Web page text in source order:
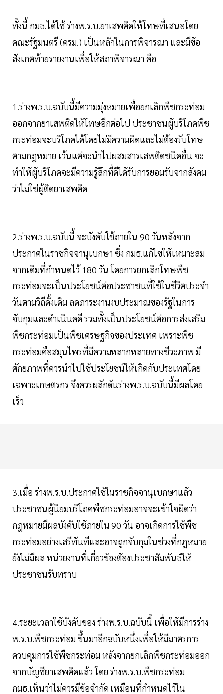
ทั้งนี้ กมธ.ได้ใช้ ร่างพ.ร.บ.ยาเสพติดให้โทษที่เสนอโดย
คณะรัฐมนตรี (ครม.) เป็นหลักในการพิจารณา และมีข้อ
สังเกตท้ายรายงานเพื่อให้สภาพิจารณา คือ
1.ร่างพ.ร.บ.ฉบับนี้มีความมุ่งหมายเพื่อยกเลิกพืชกระท่อม
ออกจากยาเสพติดให้โทษอีกต่อไป ประชาชนผู้บริโภคพืช
กระท่อมจะบริโภคได้โดยไม่มีความผิดและไม่ต้องรับโทษ
ตามกฎหมาย เว้นแต่จะนำไปผสมสารเสพติดชนิดอื่น จะ
ทำให้ผู้บริโภคจะมีความรู้สึกที่ดีได้รับการยอมรับจากสังคม
ว่าไม่ใช่ผู้ติดยาเสพติด
2.ร่างพ.ร.บ.ฉบับนี้ จะบังคับใช้ภายใน 90 วันหลังจาก
ประกาศในราชกิจจานุเบกษา ซึ่ง กมธ.แก้ไขให้เหมาะสม
จากเดิมที่กำหนดไว้ 180 วัน โดยการยกเลิกโทษพืช
กระท่อมจะเป็นประโยชน์ต่อประชาชนที่ใช้ในชีวิตประจำ
วันตามวิถีดั้งเดิม ลดภาระงานงบประมาณของรัฐในการ
จับกุมและดำเนินคดี รวมทั้งเป็นประโยชน์ต่อการส่งเสริม
พืชกระท่อมเป็นพืชเศรษฐกิจของประเทศ เพราะพืช
กระท่อมคือสมุนไพรที่มีความหลากหลายทางชีวะภาพ มี
ศักยภาพที่ควรนำไปใช้ประโยชน์ให้เกิดกับประเทศโดย
เฉพาะเกษตรกร จึงควรผลักดันร่างพ.ร.บ.ฉบับนี้มีผลโดย
เร็ว
3.เมื่อ ร่างพ.ร.บ.ประกาศใช้ในราชกิจจานุเบกษาแล้ว
ประชาชนผู้นิยมบริโภคพืชกระท่อมอาจจะเข้าใจผิดว่า
กฎหมายมีผลบังคับใช้ภายใน 90 วัน อาจเกิดการใช้พืช
กระท่อมอย่างเสรีทันทีและอาจถูกจับกุมในช่วงที่กฎหมาย
ยังไม่มีผล หน่วยงานที่เกี่ยวข้องต้องประชาสัมพันธ์ให้
ประชาชนรับทราบ
4.ระยะเวลาใช้บังคับของ ร่างพ.ร.บ.ฉบับนี้ เพื่อให้มีการร่าง
พ.ร.บ.พืชกระท่อม ขึ้นมาอีกฉบับหนึ่งเพื่อให้มีมาตรการ
ควบคุมการใช้พืชกระท่อม หลังจากยกเลิกพืชกระท่อมออก
จากบัญชียาเสพติดแล้ว โดย ร่างพ.ร.บ.พืชกระท่อม
กมธ.เห็นว่าไม่ควรมีข้อจำกัด เหมือนที่กำหนดไว้ใน